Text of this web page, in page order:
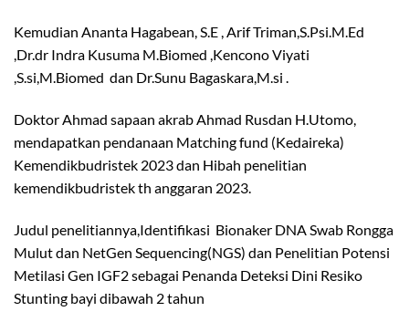
Kemudian Ananta Hagabean, S.E , Arif Triman,S.Psi.M.Ed
,Dr.dr Indra Kusuma M.Biomed ,Kencono Viyati
,S.si,M.Biomed dan Dr.Sunu Bagaskara,M.si .
Doktor Ahmad sapaan akrab Ahmad Rusdan H.Utomo,
mendapatkan pendanaan Matching fund (Kedaireka)
Kemendikbudristek 2023 dan Hibah penelitian
kemendikbudristek th anggaran 2023.
Judul penelitiannya,Identifikasi Bionaker DNA Swab Rongga
Mulut dan NetGen Sequencing(NGS) dan Penelitian Potensi
Metilasi Gen IGF2 sebagai Penanda Deteksi Dini Resiko
Stunting bayi dibawah 2 tahun